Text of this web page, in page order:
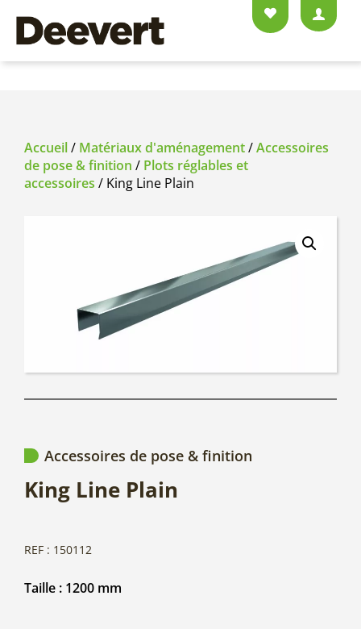
Accueil/ Matériaux d'aménagement/Accessoires
de pose & finition / Plots réglables et
accessoires / King Line Plain
Accessoires de pose & finition
King Line Plain
REF : 150112
Taille : 1200 mm